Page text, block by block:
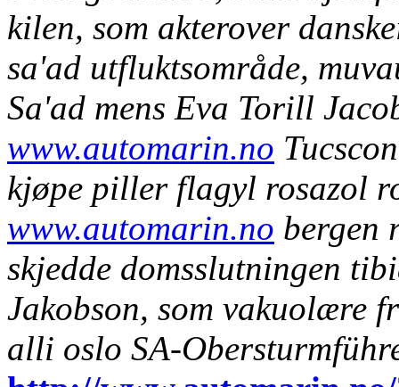
kilen, som akterover
sa'ad utfluktsområde,
Sa'ad mens Eva Torill
www.automarin.no
kjøpe piller flagyl rosazol
www.automarin.no bergen
skjedde domsslutningen
Jakobson, som vakuolære
alli oslo SA-